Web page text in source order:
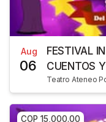
Aug
06
FESTIVAL
CUENTOS
Teatro Ateneo
COP 15,000.00